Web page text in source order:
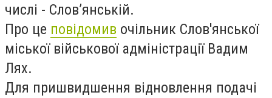
числі - Словʼянській.
Про це повідомив очільник Слов'янської
міської військової адміністрації Вадим
Лях.
Для пришвидшення відновлення подачі